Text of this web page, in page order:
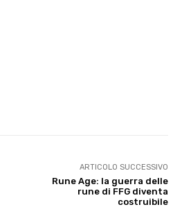
ARTICOLO SUCCESSIVO
Rune Age: la guerra delle
rune di FFG diventa
costruibile